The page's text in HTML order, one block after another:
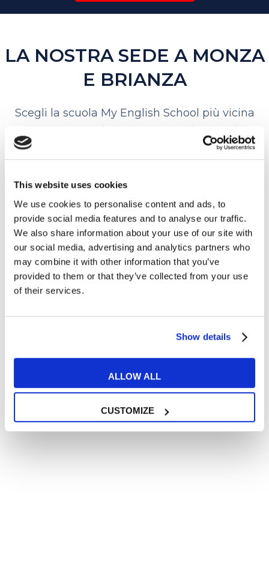
This website uses cookies
We use cookies to personalise content and ads, to
provide social media features and to analyse our traffic.
We also share information about your use of our site with
our social media, advertising and analytics partners who
may combine it with other information that you’ve
provided to them or that they’ve collected from your use
of their services.
Show details
ALLOW ALL
CUSTOMIZE
LA NOSTRA SEDE A MONZA
E BRIANZA
Scegli la scuola My English School più vicina
per contattarla: insieme sceglieremo il
My English SchoolMonza e Brianza
Via L. Pavoni, 1 039 2312110 Monza
Trustpilot